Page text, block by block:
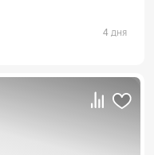
4 дня